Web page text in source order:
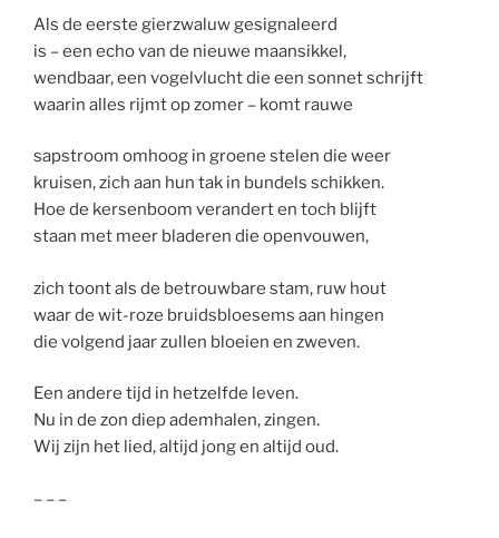
Als de eerste gierzwaluw gesignaleerd
is – een echo van de nieuwe maansikkel,
wendbaar, een vogelvlucht die een sonnet schrijft
waarin alles rijmt op zomer – komt rauwe
sapstroom omhoog in groene stelen die weer
kruisen, zich aan hun tak in bundels schikken.
Hoe de kersenboom verandert en toch blijft
staan met meer bladeren die openvouwen,
zich toont als de betrouwbare stam, ruw hout
waar de wit-roze bruidsbloesems aan hingen
die volgend jaar zullen bloeien en zweven.
Een andere tijd in hetzelfde leven.
Nu in de zon diep ademhalen, zingen.
Wij zijn het lied, altijd jong en altijd oud.
– – –